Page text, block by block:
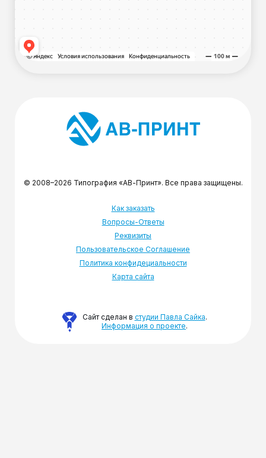
© 2008–2026 Типография «АВ-Принт». Все права защищены.
Как заказать
Вопросы-Ответы
Реквизиты
Пользовательское Соглашение
Политика конфидециальности
Карта сайта
Сайт сделан в студии Павла Сайка.
Информация о проекте.